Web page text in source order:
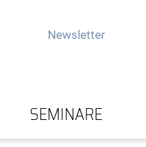
Newsletter
SEMINARE